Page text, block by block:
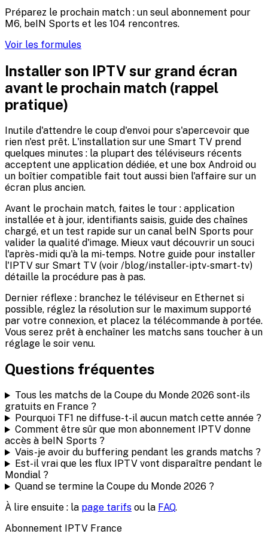
Préparez le prochain match : un seul abonnement pour
M6, beIN Sports et les 104 rencontres.
Voir les formules
Installer son IPTV sur grand écran
avant le prochain match (rappel
pratique)
Inutile d'attendre le coup d'envoi pour s'apercevoir que
rien n'est prêt. L'installation sur une Smart TV prend
quelques minutes : la plupart des téléviseurs récents
acceptent une application dédiée, et une box Android ou
un boîtier compatible fait tout aussi bien l'affaire sur un
écran plus ancien.
Avant le prochain match, faites le tour : application
installée et à jour, identifiants saisis, guide des chaînes
chargé, et un test rapide sur un canal beIN Sports pour
valider la qualité d'image. Mieux vaut découvrir un souci
l'après-midi qu'à la mi-temps. Notre guide pour installer
l'IPTV sur Smart TV (voir /blog/installer-iptv-smart-tv)
détaille la procédure pas à pas.
Dernier réflexe : branchez le téléviseur en Ethernet si
possible, réglez la résolution sur le maximum supporté
par votre connexion, et placez la télécommande à portée.
Vous serez prêt à enchaîner les matchs sans toucher à un
réglage le soir venu.
Questions fréquentes
Tous les matchs de la Coupe du Monde 2026 sont-ils
gratuits en France ?
Pourquoi TF1 ne diffuse-t-il aucun match cette année ?
Comment être sûr que mon abonnement IPTV donne
accès à beIN Sports ?
Vais-je avoir du buffering pendant les grands matchs ?
Est-il vrai que les flux IPTV vont disparaître pendant le
Mondial ?
Quand se termine la Coupe du Monde 2026 ?
À lire ensuite : la page tarifs ou la FAQ.
Abonnement IPTV France